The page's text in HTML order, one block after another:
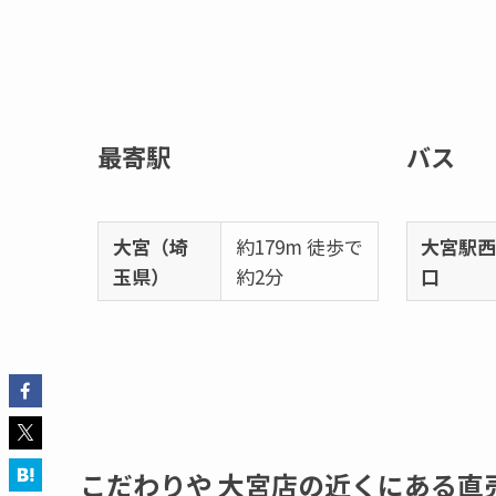
最寄駅
大宮（埼
玉県）
約179m 徒歩で
約2分
バス
大宮駅西
口
こだわりや 大宮店の近くにある直